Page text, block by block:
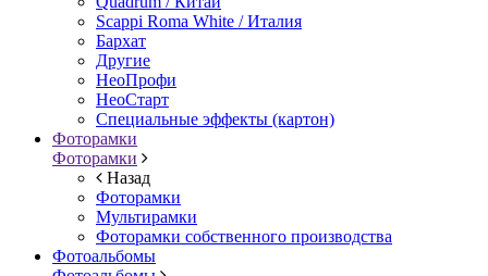
Scappi Roma White / Италия
Бархат
Другие
НеоПрофи
НеоСтарт
Специальные эффекты (картон)
Фоторамки
Фоторамки
Назад
Фоторамки
Мультирамки
Фоторамки собственного производства
Фотоальбомы